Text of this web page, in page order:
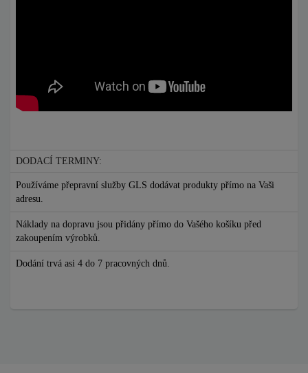
DODACÍ TERMINY:
Používáme přepravní služby GLS dodávat produkty přímo na Vaši
adresu.
Náklady na dopravu jsou přidány přímo do Vašého košíku před
zakoupením výrobků.
Dodání trvá asi 4 do 7 pracovných dnů.